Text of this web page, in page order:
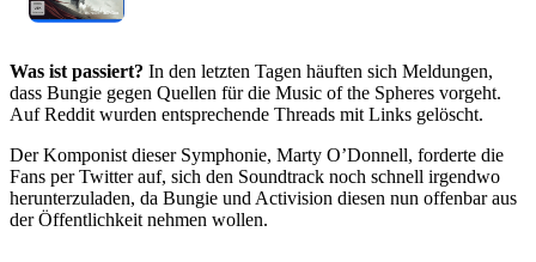
Was ist passiert? In den letzten Tagen häuften sich Meldungen,
dass Bungie gegen Quellen für die Music of the Spheres vorgeht.
Auf Reddit wurden entsprechende Threads mit Links gelöscht.
Der Komponist dieser Symphonie, Marty O’Donnell, forderte die
Fans per Twitter auf, sich den Soundtrack noch schnell irgendwo
herunterzuladen, da Bungie und Activision diesen nun offenbar aus
der Öffentlichkeit nehmen wollen.